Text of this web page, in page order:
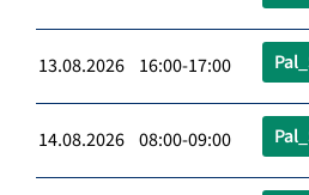
13.08.2026 16:00-17:00
14.08.2026 08:00-09:00